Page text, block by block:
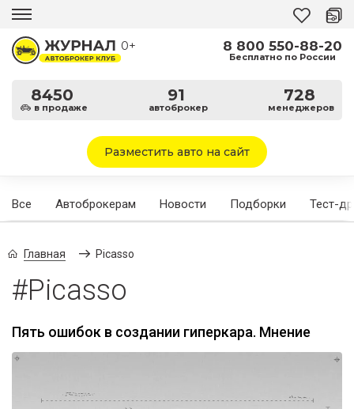
0+
8450
в продаже
91
автоброкер
728
менеджеров
8 800 550-88-20
Бесплатно по России
Разместить авто на сайт
Все Автоброкерам Новости Подборки Тест-
Главная Picasso
#Picasso
Пять ошибок в создании гиперкара. Мнение